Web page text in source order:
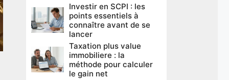
Investir en SCPI : les
points essentiels à
connaître avant de se
lancer
Taxation plus value
immobiliere : la
méthode pour calculer
le gain net